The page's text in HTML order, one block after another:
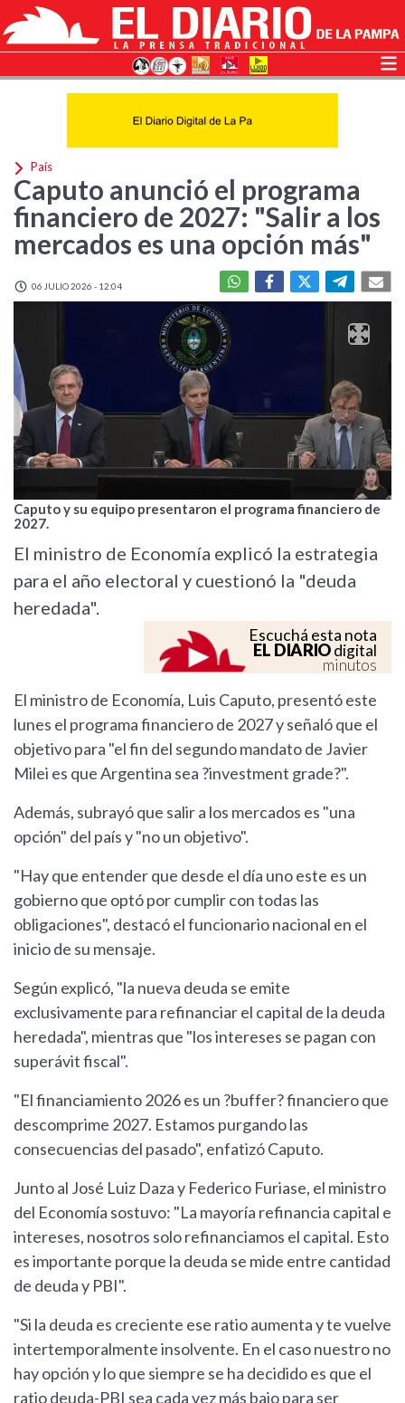
País
Caputo anunció el programa
financiero de 2027: "Salir a los
mercados es una opción más"
06 JULIO 2026 - 12:04
Caputo y su equipo presentaron el programa financiero de
2027.
El ministro de Economía explicó la estrategia
para el año electoral y cuestionó la "deuda
heredada".
Escuchá esta nota
EL DIARIOdigital
minutos
El ministro de Economía, Luis Caputo, presentó este
lunes el programa financiero de 2027 y señaló que el
objetivo para "el fin del segundo mandato de Javier
Milei es que Argentina sea ?investment grade?".
Además, subrayó que salir a los mercados es "una
opción" del país y "no un objetivo".
"Hay que entender que desde el día uno este es un
gobierno que optó por cumplir con todas las
obligaciones", destacó el funcionario nacional en el
inicio de su mensaje.
Según explicó, "la nueva deuda se emite
exclusivamente para refinanciar el capital de la deuda
heredada", mientras que "los intereses se pagan con
superávit fiscal".
"El financiamiento 2026 es un ?buffer? financiero que
descomprime 2027. Estamos purgando las
consecuencias del pasado", enfatizó Caputo.
Junto al José Luiz Daza y Federico Furiase, el ministro
del Economía sostuvo: "La mayoría refinancia capital e
intereses, nosotros solo refinanciamos el capital. Esto
es importante porque la deuda se mide entre cantidad
de deuda y PBI".
"Si la deuda es creciente ese ratio aumenta y te vuelve
intertemporalmente insolvente. En el caso nuestro no
hay opción y lo que siempre se ha decidido es que el
ratio deuda-PBI sea cada vez más bajo para ser